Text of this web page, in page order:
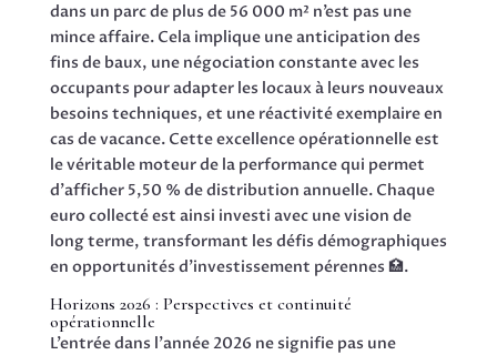
dans un parc de plus de 56 000 m² n’est pas une
mince affaire. Cela implique une anticipation des
fins de baux, une négociation constante avec les
occupants pour adapter les locaux à leurs nouveaux
besoins techniques, et une réactivité exemplaire en
cas de vacance. Cette excellence opérationnelle est
le véritable moteur de la performance qui permet
d’afficher 5,50 % de distribution annuelle. Chaque
euro collecté est ainsi investi avec une vision de
long terme, transformant les défis démographiques
en opportunités d’investissement pérennes 🏥.
Horizons 2026 : Perspectives et continuité
opérationnelle
L’entrée dans l’année 2026 ne signifie pas une